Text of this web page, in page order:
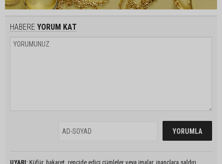
HABERE YORUM KAT
UYARI: Küfür, hakaret, rencide edici cümleler veya imalar, inançlara saldırı